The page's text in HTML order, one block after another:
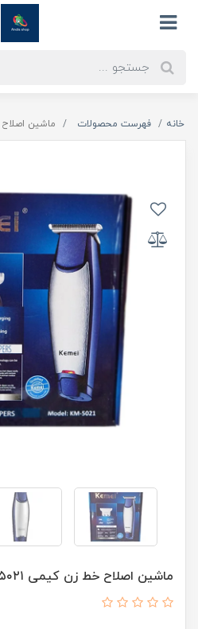
خانه فهرست محصولات ماشین اصلاح
ماشین اصلاح خط زن کیمی ۵۰۲۱